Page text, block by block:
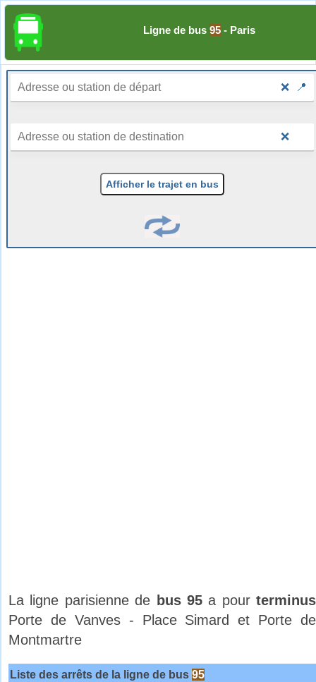
Ligne de bus95 - Paris
❌ 📍
❌
Afficher le trajet en bus
La ligne parisienne de bus 95a pour terminus
Porte de Vanves - Place Simard et Porte de
Montmartre
Liste des arrêts de la ligne de bus 95